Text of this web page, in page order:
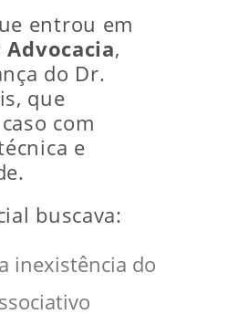
entrou em
Advocacia,
do Dr.
que
com
e
buscava:
inexistência do